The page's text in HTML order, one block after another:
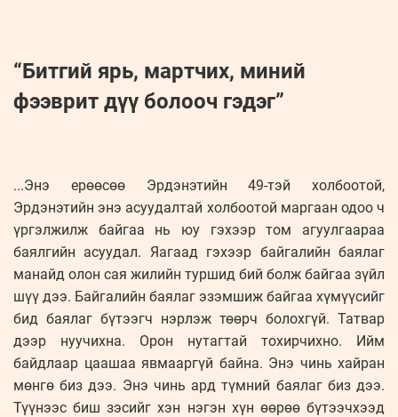
“Битгий ярь, мартчих, миний
фээврит дүү болооч гэдэг”
...Энэ ерөөсөө Эрдэнэтийн 49-тэй холбоотой,
Эрдэнэтийн энэ асуудалтай холбоотой маргаан одоо ч
үргэлжилж байгаа нь юу гэхээр том агуулгаараа
баялгийн асуудал. Яагаад гэхээр байгалийн баялаг
манайд олон сая жилийн туршид бий болж байгаа зүйл
шүү дээ. Байгалийн баялаг эзэмшиж байгаа хүмүүсийг
бид баялаг бүтээгч нэрлэж төөрч болохгүй. Татвар
дээр нуучихна. Орон нутагтай тохирчихно. Ийм
байдлаар цаашаа явмааргүй байна. Энэ чинь хайран
мөнгө биз дээ. Энэ чинь ард түмний баялаг биз дээ.
Түүнээс биш зэсийг хэн нэгэн хүн өөрөө бүтээчхээд